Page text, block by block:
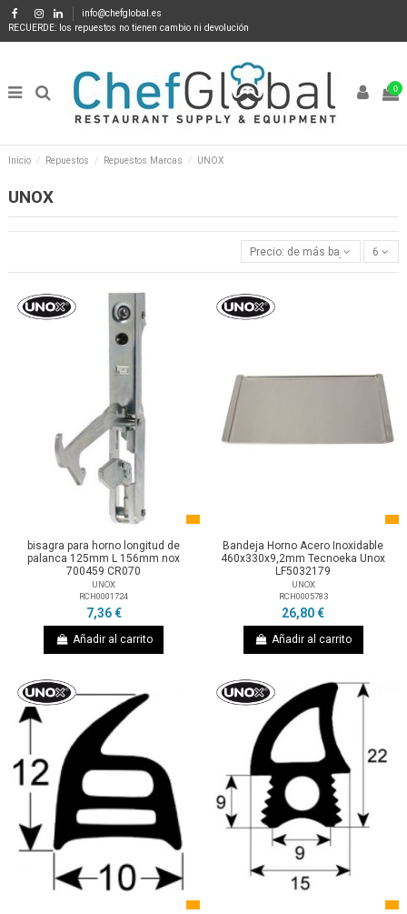
info@chefglobal.es
RECUERDE: los repuestos no tienen cambio ni devolución
0
Inicio Repuestos Repuestos Marcas UNOX
UNOX
Precio: de más bajo a más alto
6
bisagra para horno longitud de
palanca 125mm L 156mm nox
700459 CR070
UNOX
RCH0001724
7,36 €
Añadir al carrito
Bandeja Horno Acero Inoxidable
460x330x9,2mm Tecnoeka Unox
LF5032179
UNOX
RCH0005783
26,80 €
Añadir al carrito